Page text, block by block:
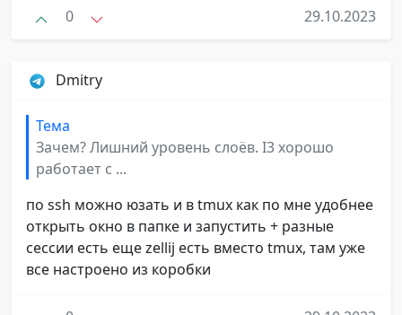
0 29.10.2023
Dmitry
Тема
Зачем? Лишний уровень слоёв. I3 хорошо
работает с ...
по ssh можно юзать и в tmux как по мне удобнее
открыть окно в папке и запустить + разные
сессии есть еще zellij есть вместо tmux, там уже
все настроено из коробки